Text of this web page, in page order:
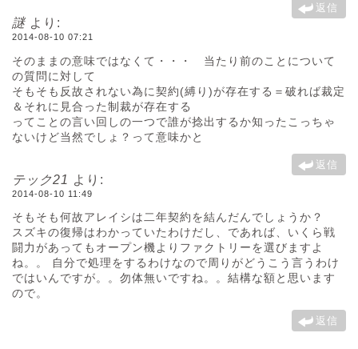
返信
謎 より:
2014-08-10 07:21
そのままの意味ではなくて・・・ 当たり前のことについて
の質問に対して
そもそも反故されない為に契約(縛り)が存在する＝破れば裁定
＆それに見合った制裁が存在する
ってことの言い回しの一つで誰が捻出するか知ったこっちゃ
ないけど当然でしょ？って意味かと
返信
テック21 より:
2014-08-10 11:49
そもそも何故アレイシは二年契約を結んだんでしょうか？
スズキの復帰はわかっていたわけだし、であれば、いくら戦
闘力があってもオープン機よりファクトリーを選びますよ
ね。。 自分で処理をするわけなので周りがどうこう言うわけ
ではいんですが。。勿体無いですね。。結構な額と思います
ので。
返信